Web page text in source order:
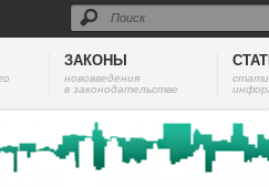
ЗАКОНЫ
нововведения
в законодательстве